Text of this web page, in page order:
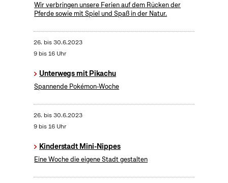
Wir verbringen unsere Ferien auf dem Rücken der
Pferde sowie mit Spiel und Spaß in der Natur.
26. bis30.6.2023
9 bis 16 Uhr
Unterwegs mit Pikachu
Spannende Pokémon-Woche
26. bis30.6.2023
9 bis 16 Uhr
Kinderstadt Mini-Nippes
Eine Woche die eigene Stadt gestalten